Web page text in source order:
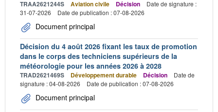
TRAA2621244S Aviation civile Décision
Date de signature :
31-07-2026
Date de publication : 07-08-2026
Document principal
Décision du 4 août 2026 fixant les taux de promotion
dans le corps des techniciens supérieurs de la
météorologie pour les années 2026 à 2028
TRAD2621469S Développement durable Décision
Date de
signature : 04-08-2026
Date de publication : 07-08-2026
Document principal